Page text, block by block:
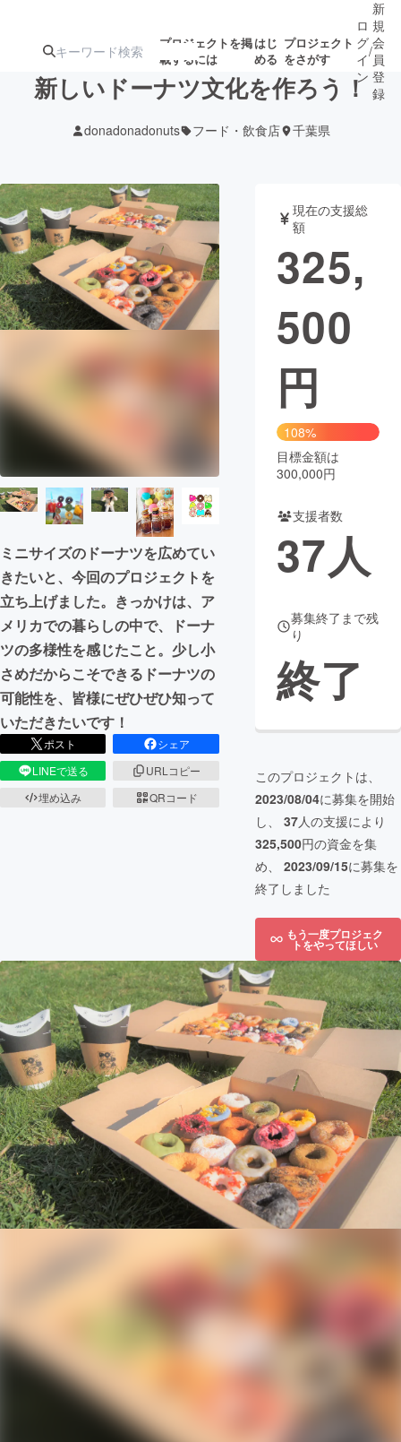
プロジェクトを掲
載するには
はじ
める
プロジェクト
をさがす
アート・写真
テクノロジー・ガジェット ゲーム・サ
書籍・雑誌
まちづくり・地域活性化
CAMPFIRE for Social Good
CAMPFIREふるさと納税machi-ya コミュニティ
ロ
グ
イ
ン
/
新
規
会
員
登
録
新しいドーナツ文化を作ろう！
donadonadonuts フード・飲食店 千葉県
ミニサイズのドーナツを広めてい
きたいと、今回のプロジェクトを
立ち上げました。きっかけは、ア
メリカでの暮らしの中で、ドーナ
ツの多様性を感じたこと。少し小
さめだからこそできるドーナツの
可能性を、皆様にぜひぜひ知って
いただきたいです！
ポスト
シェア
LINEで送る
URLコピー
埋め込み
QRコード
現在の支援総
額
325,
500
円
108%
目標金額は
300,000円
支援者数
37人
募集終了まで残
り
終了
このプロジェクトは、
2023/08/04に募集を開始
し、 37人の支援により
325,500円の資金を集
め、 2023/09/15に募集を
終了しました
もう一度プロジェク
トをやってほしい